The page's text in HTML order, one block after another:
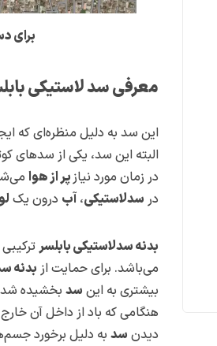
برای
معرفی سد لاستیکی
این سد به دلیل منظره‌ای که
البته این سد، یکی از سدهای
در زمان مورد نیازپر از هوا
در سدلاستیکی، آب درون یک
بدنه سدلاستیکی بابلسرترکیبی
می‌باشد. برای حمایت از بدنه
بیشتری به این سد بخشیده
هنگامی که باد از داخل آن
دیدن سد به دلیل برخورد